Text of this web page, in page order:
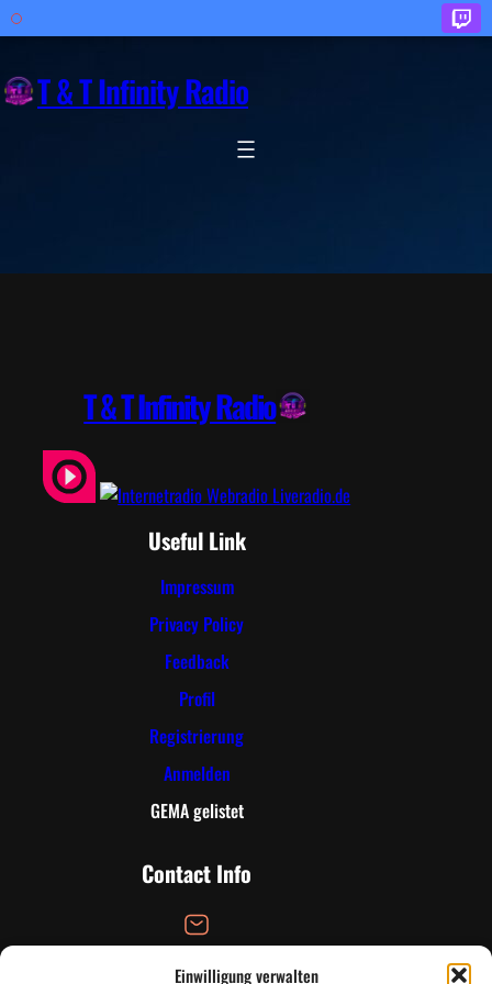
Einwilligung verwalten
Inhalt
springenT & T Infinity Radio
T & T Infinity Radio
Useful Link
Impressum
Privacy Policy
Feedback
Profil
Registrierung
Anmelden
GEMA gelistet
Contact Info
Email Address